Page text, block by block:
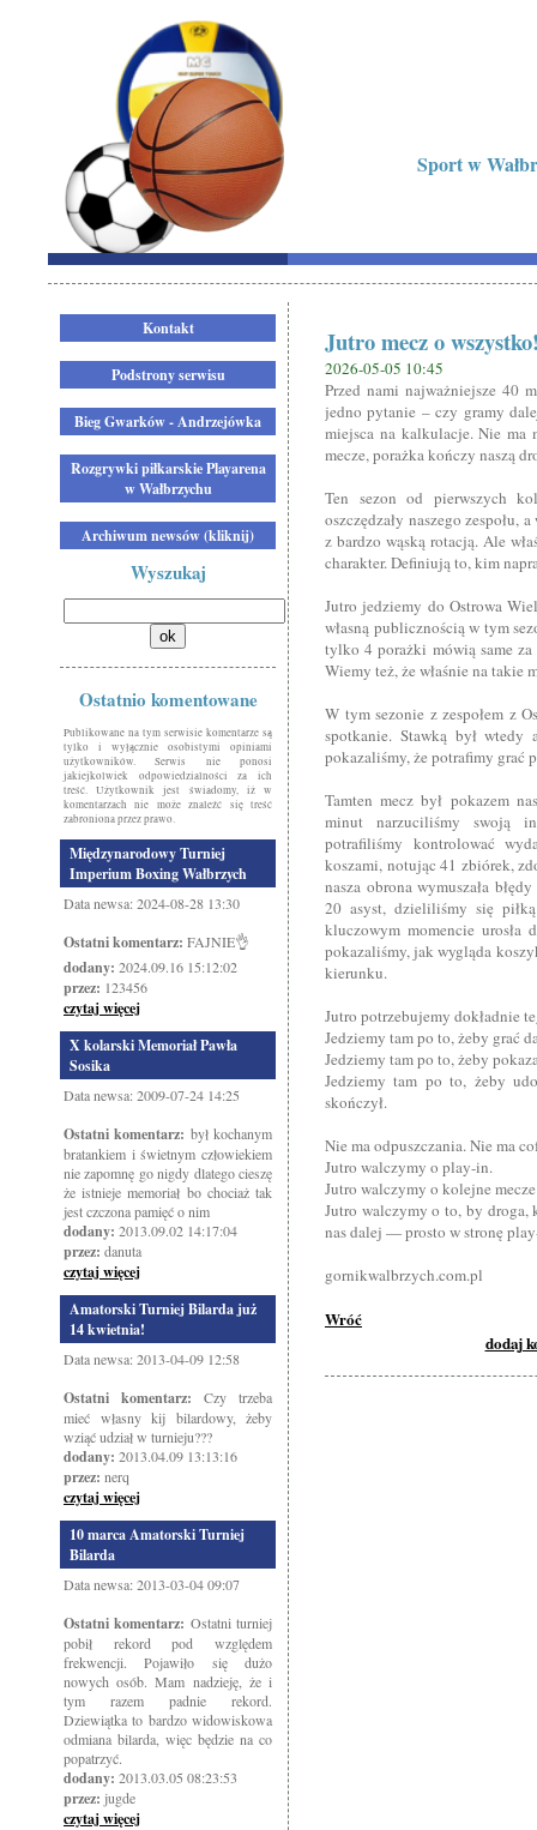
Sport w
Kontakt
Podstrony serwisu
Bieg Gwarków - Andrzejówka
Rozgrywki piłkarskie Playarena
w Wałbrzychu
Archiwum newsów (kliknij)
Wyszukaj
Ostatnio komentowane
Publikowane na tym serwisie komentarze są
tylko i wyłącznie osobistymi opiniami
użytkowników. Serwis nie ponosi
jakiejkolwiek odpowiedzialności za ich
treść. Użytkownik jest świadomy, iż w
komentarzach nie może znaleźć się treść
zabroniona przez prawo.
Międzynarodowy Turniej
Imperium Boxing Wałbrzych
Data newsa: 2024-08-28 13:30
Ostatni komentarz: FAJNIE👌
dodany: 2024.09.16 15:12:02
przez: 123456
czytaj więcej
X kolarski Memoriał Pawła
Sosika
Data newsa: 2009-07-24 14:25
Ostatni komentarz: był kochanym
bratankiem i świetnym człowiekiem
nie zapomnę go nigdy dlatego cieszę
że istnieje memoriał bo chociaż tak
jest czczona pamięć o nim
dodany: 2013.09.02 14:17:04
przez: danuta
czytaj więcej
Amatorski Turniej Bilarda już
14 kwietnia!
Data newsa: 2013-04-09 12:58
Ostatni komentarz: Czy trzeba
mieć własny kij bilardowy, żeby
wziąć udział w turnieju???
dodany: 2013.04.09 13:13:16
przez: nerq
czytaj więcej
10 marca Amatorski Turniej
Bilarda
Data newsa: 2013-03-04 09:07
Ostatni komentarz: Ostatni turniej
pobił rekord pod względem
frekwencji. Pojawiło się dużo
nowych osób. Mam nadzieję, że i
tym razem padnie rekord.
Dziewiątka to bardzo widowiskowa
odmiana bilarda, więc będzie na co
popatrzyć.
dodany: 2013.03.05 08:23:53
przez: jugde
czytaj więcej
Jutro mecz o
2026-05-05 10:45
Przed nami najważniejsze 40
jedno pytanie – czy gramy
miejsca na kalkulacje. Nie ma
mecze, porażka kończy naszą
Ten sezon od pierwszych
oszczędzały naszego
z bardzo wąską rotacją. Ale
charakter. Definiują to, kim
Jutro jedziemy do Ostrowa
własną publicznością w tym
tylko 4 porażki mówią same
Wiemy też, że właśnie na takie
W tym sezonie z zespołem z
spotkanie. Stawką był
pokazaliśmy, że potrafimy grać
Tamten mecz był pokazem
minut narzuciliśmy swoją
potrafiliśmy kontrolować
koszami, notując 41 zbiórek,
nasza obrona wymuszała
20 asyst, dzieliliśmy się
kluczowym momencie urosła
pokazaliśmy, jak wygląda
kierunku.
Jutro potrzebujemy dokładnie
Jedziemy tam po to, żeby grać
Jedziemy tam po to, żeby
Jedziemy tam po to, żeby
skończył.
Nie ma odpuszczania. Nie ma
Jutro walczymy o play-in.
Jutro walczymy o kolejne
Jutro walczymy o to, by droga,
nas dalej — prosto w stronę
gornikwalbrzych.com.pl
Wróć
dodaj